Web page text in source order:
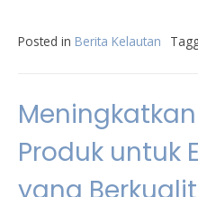
Posted in Berita Kelautan
Produk untuk